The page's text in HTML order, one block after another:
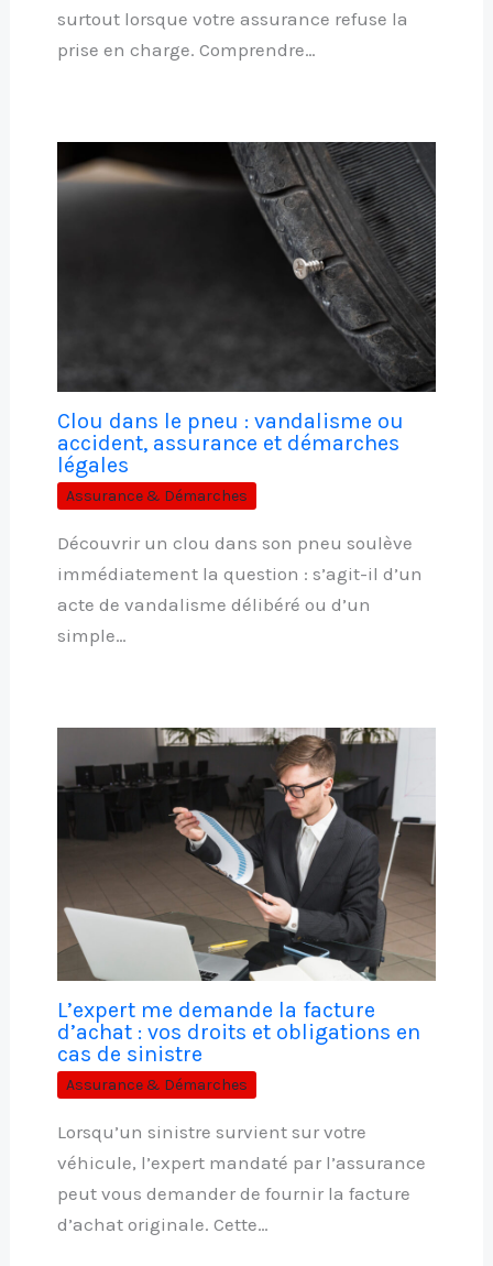
surtout lorsque votre assurance refuse la
prise en charge. Comprendre…
Clou dans le pneu : vandalisme ou
accident, assurance et démarches
légales
Assurance & Démarches
Découvrir un clou dans son pneu soulève
immédiatement la question : s’agit-il d’un
acte de vandalisme délibéré ou d’un
simple…
L’expert me demande la facture
d’achat : vos droits et obligations en
cas de sinistre
Assurance & Démarches
Lorsqu’un sinistre survient sur votre
véhicule, l’expert mandaté par l’assurance
peut vous demander de fournir la facture
d’achat originale. Cette…